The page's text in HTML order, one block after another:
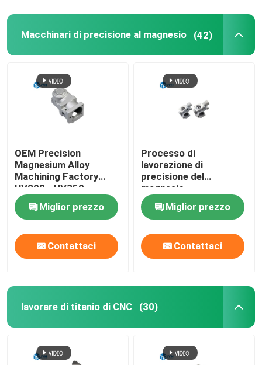
Macchinari di precisione al magnesio (42)
OEM Precision
Magnesium Alloy
Machining Factory
HV200 - HV350
Miglior prezzo
Contattaci
Processo di
lavorazione di
precisione del
magnesio
personalizzato per
prodotti a marciapiede
Miglior prezzo
Contattaci
lavorare di titanio di CNC (30)